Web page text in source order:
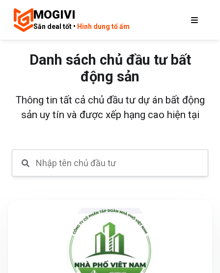
MOGIVI
Săn deal tốt • Hình dung tổ ấm
Danh sách chủ đầu tư bất
động sản
Thông tin tất cả chủ đầu tư dự án bất động
sản uy tín và được xếp hạng cao hiện tại